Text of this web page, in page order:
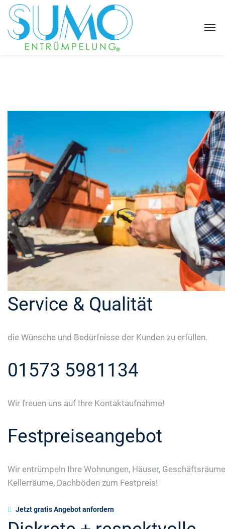
Slide 1
Service & Qualität
die Wünsche und Bedürfnisse der Kunden zu erfüllen.
01573 5981134
Wir freuen uns auf Ihre Kontaktaufnahme!
Festpreiseangebot
Wir entrümpeln Ihre Wohnungen, Häuser,
Kellerräume, Dachböden zum Festpreis!
Jetzt gratis Angebot anfordern